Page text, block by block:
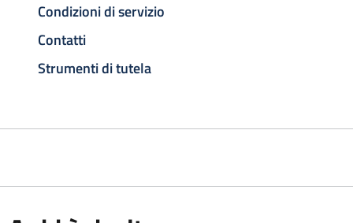
Condizioni di servizio
Contatti
Strumenti di tutela